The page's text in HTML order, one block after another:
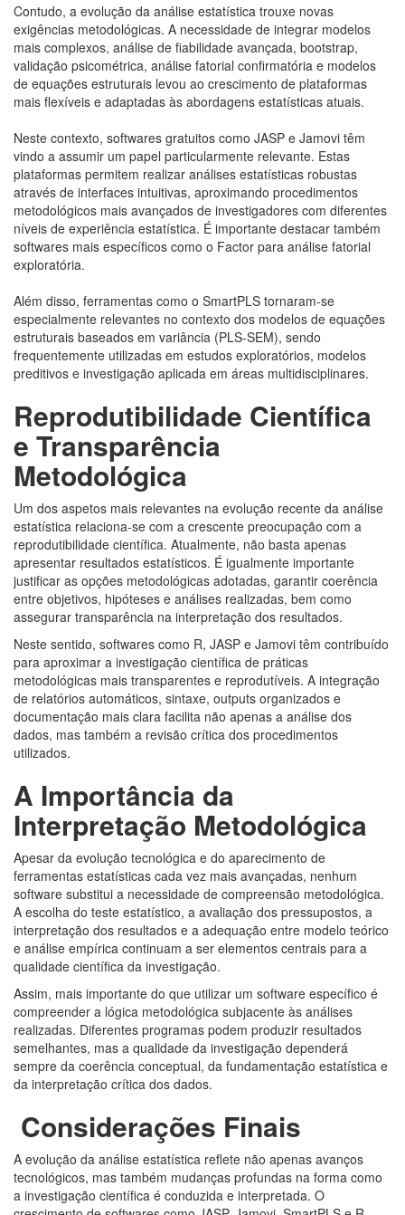
Contudo, a evolução da análise estatística trouxe novas
exigências metodológicas. A necessidade de integrar modelos
mais complexos, análise de fiabilidade avançada, bootstrap,
validação psicométrica, análise fatorial confirmatória e modelos
de equações estruturais levou ao crescimento de plataformas
mais flexíveis e adaptadas às abordagens estatísticas atuais.
Neste contexto, softwares gratuitos como JASP e Jamovi têm
vindo a assumir um papel particularmente relevante. Estas
plataformas permitem realizar análises estatísticas robustas
através de interfaces intuitivas, aproximando procedimentos
metodológicos mais avançados de investigadores com diferentes
níveis de experiência estatística. É importante destacar também
softwares mais específicos como o Factor para análise fatorial
exploratória.
Além disso, ferramentas como o SmartPLS tornaram-se
especialmente relevantes no contexto dos modelos de equações
estruturais baseados em variância (PLS-SEM), sendo
frequentemente utilizadas em estudos exploratórios, modelos
preditivos e investigação aplicada em áreas multidisciplinares.
Reprodutibilidade Científica
e Transparência
Metodológica
Um dos aspetos mais relevantes na evolução recente da análise
estatística relaciona-se com a crescente preocupação com a
reprodutibilidade científica. Atualmente, não basta apenas
apresentar resultados estatísticos. É igualmente importante
justificar as opções metodológicas adotadas, garantir coerência
entre objetivos, hipóteses e análises realizadas, bem como
assegurar transparência na interpretação dos resultados.
Neste sentido, softwares como R, JASP e Jamovi têm contribuído
para aproximar a investigação científica de práticas
metodológicas mais transparentes e reprodutíveis. A integração
de relatórios automáticos, sintaxe, outputs organizados e
documentação mais clara facilita não apenas a análise dos
dados, mas também a revisão crítica dos procedimentos
utilizados.
A Importância da
Interpretação Metodológica
Apesar da evolução tecnológica e do aparecimento de
ferramentas estatísticas cada vez mais avançadas, nenhum
software substitui a necessidade de compreensão metodológica.
A escolha do teste estatístico, a avaliação dos pressupostos, a
interpretação dos resultados e a adequação entre modelo teórico
e análise empírica continuam a ser elementos centrais para a
qualidade científica da investigação.
Assim, mais importante do que utilizar um software específico é
compreender a lógica metodológica subjacente às análises
realizadas. Diferentes programas podem produzir resultados
semelhantes, mas a qualidade da investigação dependerá
sempre da coerência conceptual, da fundamentação estatística e
da interpretação crítica dos dados.
Considerações Finais
A evolução da análise estatística reflete não apenas avanços
tecnológicos, mas também mudanças profundas na forma como
a investigação científica é conduzida e interpretada. O